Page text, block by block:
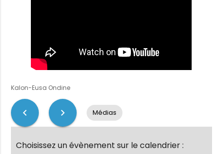
Kalon-Eusa Ondine
chevron_left chevron_right Médias
Choisissez un évènement sur le calendrier :